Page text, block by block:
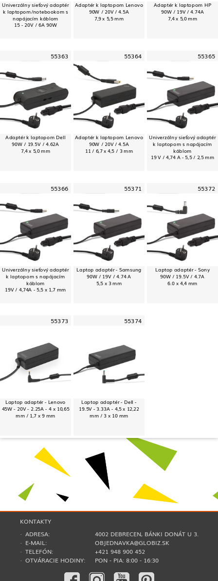
Univerzálny sieťový adaptér
k laptopom/notebookom s
napájacím káblom
15 - 20V / 6A 90W
Adaptér k laptopom Lenovo
90W / 20V / 4.5A
7,9 x 5,5 mm
Adaptér k laptopom HP
90W / 19V / 4.74A
7,4 x 5,0 mm
55363
Adaptér k laptopom Dell
90W / 19.5V / 4.62A
7,4 x 5,0 mm
55364
Adaptér k laptopom Lenovo
90W / 20V / 4.5A
11 / 6,7 x 4,5 / 3 mm
55365
Univerzálny sieťový adaptér
k laptopom s napájacím
káblom
19 V / 4,74 A - 5,5 / 2,5 mm
55366
Univerzálny sieťový adaptér
k laptopom s napájacím
káblom
19V / 4,74A - 5,5 x 1,7 mm
55371
Laptop adaptér - Samsung
90W / 19V / 4.74 A
5,5 x 3 mm
55372
Laptop adaptér - Sony
90W / 19.5V / 4.7A
6.0 x 4,4 mm
55373
Laptop adaptér - Lenovo
45W - 20V - 2.25A - 4 x 10,65
mm / 1,7 x 9 mm
55374
Laptop adaptér - Dell -
19.5V - 3.33A - 4,5 x 12,22
mm / 3 x 10 mm
KONTAKTY
· ADRESA:
4002 DEBRECEN, BÁNKI DONÁT U 3.
· E-MAIL:
OBJEDNAVKA@GLOBIZ.SK
· TELEFÓN:
+421 948 900 452
· OTVÁRACIE HODINY:
PON - PIA: 8:00 - 16:30